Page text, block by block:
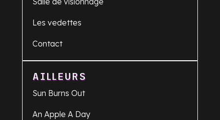
Les vedettes
Contact
AILLEURS
Sun Burns Out
An Apple A Day